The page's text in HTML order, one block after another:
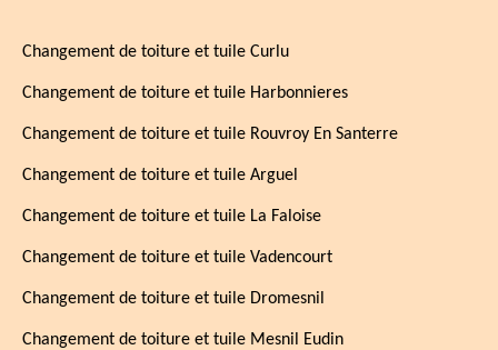
Changement de toiture et tuile Curlu
Changement de toiture et tuile Harbonnieres
Changement de toiture et tuile Rouvroy En Santerre
Changement de toiture et tuile Arguel
Changement de toiture et tuile La Faloise
Changement de toiture et tuile Vadencourt
Changement de toiture et tuile Dromesnil
Changement de toiture et tuile Mesnil Eudin